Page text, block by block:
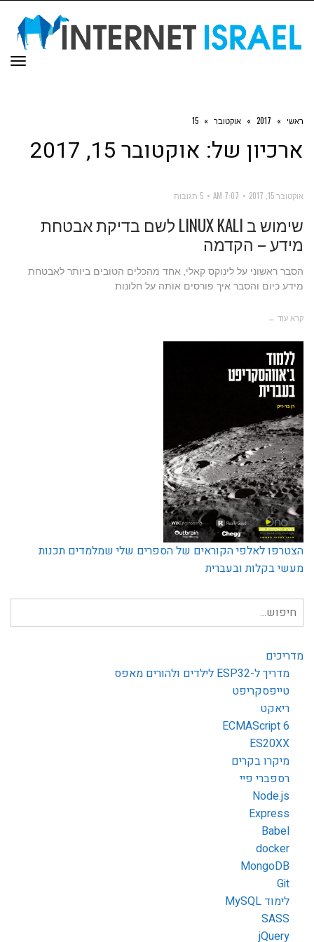
ראשי »
2017
» אוקטובר »
15
ארכיון של: אוקטובר 15, 2017
אוקטובר 15, 2017 7:07 AM 5 תגובות
שימוש ב LINUX KALI לשם בדיקת אבטחת
מידע – הקדמה
הסבר ראשוני על לינוקס קאלי, אחד מהכלים הטובים ביותר לאבטחת
מידע כיום והסבר איך פורסים אותה על חלונות
קרא עוד ←
הצטרפו לאלפי הקוראים של הספרים שלי שמלמדים תכנות
מעשי בקלות ובעברית
חיפוש
עבור:
מדריכים
מדריך ל-ESP32 לילדים ולהורים מאפס
טייפסקריפט
ריאקט
ECMAScript 6
ES20XX
מיקרו בקרים
רספברי פיי
Node.js
Express
Babel
docker
MongoDB
Git
לימוד MySQL
SASS
jQuery